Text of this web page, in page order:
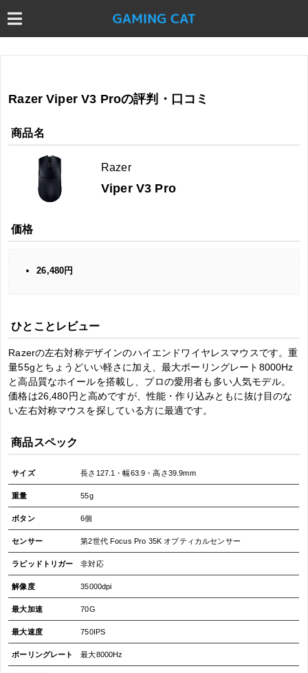
Razer Viper V3 Proの評判・口コミ
商品名
Razer
Viper V3 Pro
価格
26,480円
ひとことレビュー
Razerの左右対称デザインのハイエンドワイヤレスマウスです。重
量55gとちょうどいい軽さに加え、最大ポーリングレート8000Hz
と高品質なホイールを搭載し、プロの愛用者も多い人気モデル。
価格は26,480円と高めですが、性能・作り込みともに抜け目のな
い左右対称マウスを探している方に最適です。
商品スペック
サイズ 長さ127.1・幅63.9・高さ39.9mm
重量 55g
ボタン 6個
センサー 第2世代 Focus Pro 35K オプティカルセンサー
ラピッドトリガー 非対応
解像度 35000dpi
最大加速 70G
最大速度 750IPS
ポーリングレート 最大8000Hz